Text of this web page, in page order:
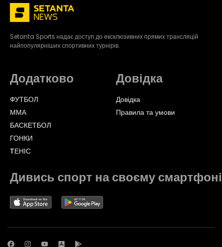
Setanta Sports надає доступ до ексклюзивних прямих трансляцій
найпопулярніших спортивних турнірів.
Додатково
ФУТБОЛ
ММА
БАСКЕТБОЛ
ГОНКИ
TЕНІС
Довідка
Довідка
Правила та умови
Дивись спорт на своєму смартфоні